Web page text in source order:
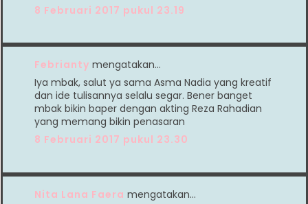
8 Februari 2017 pukul 23.19
Febrianty mengatakan…
Iya mbak, salut ya sama Asma Nadia yang kreatif
dan ide tulisannya selalu segar. Bener banget
mbak bikin baper dengan akting Reza Rahadian
yang memang bikin penasaran
8 Februari 2017 pukul 23.30
Nita Lana Faera mengatakan…